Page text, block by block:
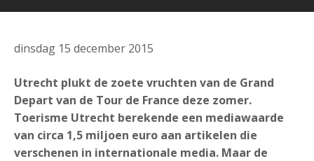
dinsdag 15 december 2015
Utrecht plukt de zoete vruchten van de Grand
Depart van de Tour de France deze zomer.
Toerisme Utrecht berekende een mediawaarde
van circa 1,5 miljoen euro aan artikelen die
verschenen in internationale media. Maar de